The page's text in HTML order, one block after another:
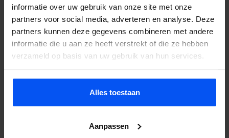
informatie over uw gebruik van onze site met onze
partners voor social media, adverteren en analyse. Deze
partners kunnen deze gegevens combineren met andere
informatie die u aan ze heeft verstrekt of die ze hebben
verzameld op basis van uw gebruik van hun services.
Alles toestaan
Aanpassen
Contact en informatie
Ook een activiteit huren voor jouw uitje? Of heb je nog vragen
over onze activiteiten, service of prijzen? Vul het contactformulier
Wat is een e-chopper?